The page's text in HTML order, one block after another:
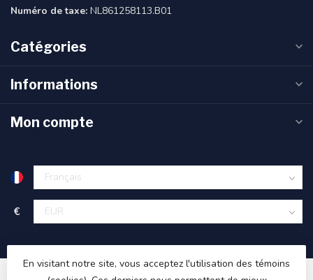
Numéro de taxe: NL861258113.B01
Catégories
Informations
Mon compte
€
En visitant notre site, vous acceptez l'utilisation des témoins